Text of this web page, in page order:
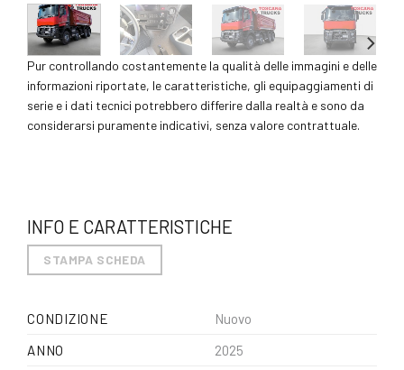
Pur controllando costantemente la qualità delle immagini e delle
informazioni riportate, le caratteristiche, gli equipaggiamenti di
serie e i dati tecnici potrebbero differire dalla realtà e sono da
considerarsi puramente indicativi, senza valore contrattuale.
INFO E CARATTERISTICHE
STAMPA SCHEDA
CONDIZIONE
Nuovo
ANNO
2025